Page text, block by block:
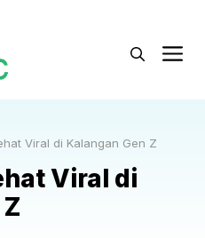
Viral di Kalangan Gen Z
Viral di